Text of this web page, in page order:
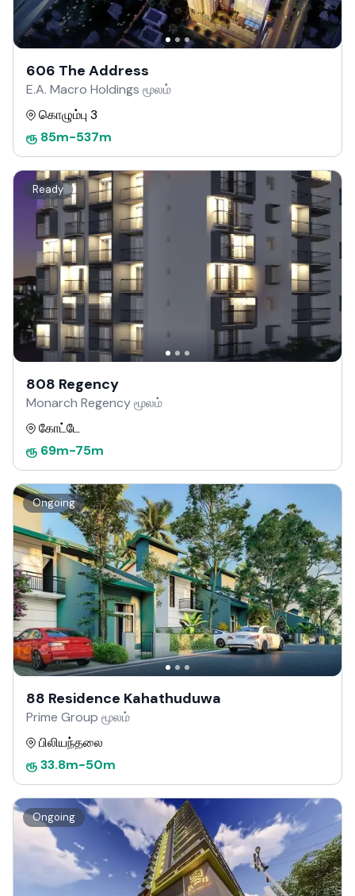
606 The Address
E.A. Macro Holdings மூலம்
கொழும்பு 3
ரூ 85m-537m
Ready
808 Regency
Monarch Regency மூலம்
கோட்டே
ரூ 69m-75m
Ongoing
88 Residence Kahathuduwa
Prime Group மூலம்
பிலியந்தலை
ரூ33.8m-50m
Ongoing